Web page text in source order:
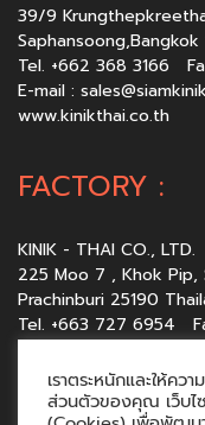
39/9
Tel. +662 368 3166
E-mail :
www.kinikthai.co.th
FACTORY :
KINIK - THAI CO., LTD.
225 Moo 7 , Khok Pip,
Prachinburi 25190
Tel. +663 727 6954
www.kinikthai.co.th
เราตระหนักและให้คว
ส่วนตัวของคุณ เว็บไ